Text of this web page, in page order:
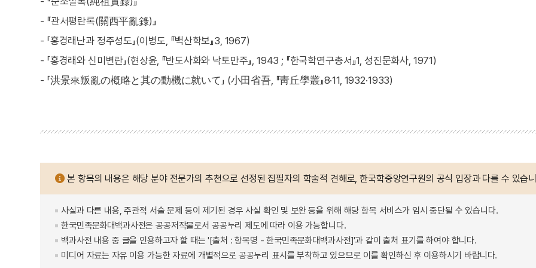
- 『관서평란록(關西平亂錄)』
- 「홍경래난과 정주성도」(이병도, 『백산학보』3, 1967)
- 「홍경래와 신미변란」(현상윤, 『반도사화와 낙토만주』, 1943 ; 『한국학연구총서』1, 성진문화사, 1971)
- 「洪景來叛亂の槪略と其の動機に就いて」 (小田省吾, 『靑丘學叢』8·11, 1932·1933)
본 항목의 내용은 해당 분야 전문가의 추천으로 선정된 집필자의 학술적 견해로, 한국학중앙연구원의 공식 입장과 다를 수 있습
사실과 다른 내용, 주관적 서술 문제 등이 제기된 경우 사실 확인 및 보완 등을 위해 해당 항목 서비스가 임시 중단될 수 있습니다.
한국민족문화대백과사전은 공공저작물로서 공공누리 제도에 따라 이용 가능합니다.
백과사전 내용 중 글을 인용하고자 할 때는 '[출처 : 항목명 - 한국민족문화대백과사전]'과 같이 출처 표기를 하여야 합니다.
미디어 자료는 자유 이용 가능한 자료에 개별적으로 공공누리 표시를 부착하고 있으므로 이를 확인하신 후 이용하시기 바랍니다.